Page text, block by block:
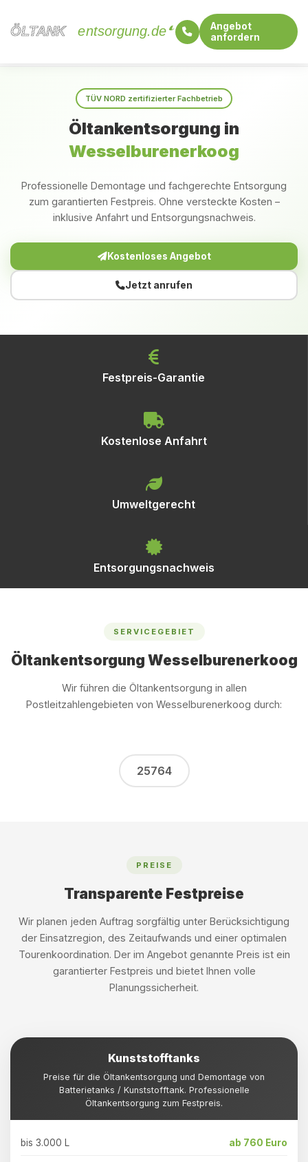
ÖLTANK
ÖLTANK entsorgung.de
Angebot
anfordern
TÜV NORD zertifizierter Fachbetrieb
Öltankentsorgung in
Wesselburenerkoog
Professionelle Demontage und fachgerechte Entsorgung
zum garantierten Festpreis. Ohne versteckte Kosten –
inklusive Anfahrt und Entsorgungsnachweis.
Kostenloses Angebot
Jetzt anrufen
Festpreis-Garantie
Kostenlose Anfahrt
Umweltgerecht
Entsorgungsnachweis
SERVICEGEBIET
Öltankentsorgung Wesselburenerkoog
Wir führen die Öltankentsorgung in allen
Postleitzahlengebieten von Wesselburenerkoog durch:
25764
PREISE
Transparente Festpreise
Wir planen jeden Auftrag sorgfältig unter Berücksichtigung
der Einsatzregion, des Zeitaufwands und einer optimalen
Tourenkoordination. Der im Angebot genannte Preis ist ein
garantierter Festpreis und bietet Ihnen volle
Planungssicherheit.
Kunststofftanks
Preise für die Öltankentsorgung und Demontage von
Batterietanks / Kunststofftank. Professionelle
Öltankentsorgung zum Festpreis.
bis 3.000 L ab 760 Euro